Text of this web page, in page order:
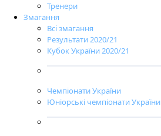
Тренери
Змагання
Всі змагання
Результати 2020/21
Кубок України 2020/21
Чемпіонати України
Юніорські чемпіонати України